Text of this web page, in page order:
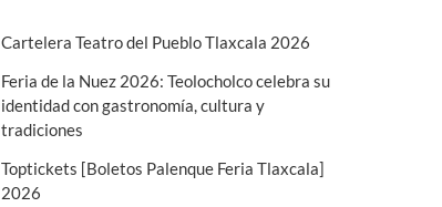
Cartelera Teatro del Pueblo Tlaxcala 2026
Feria de la Nuez 2026: Teolocholco celebra su
identidad con gastronomía, cultura y
tradiciones
Toptickets [Boletos Palenque Feria Tlaxcala]
2026